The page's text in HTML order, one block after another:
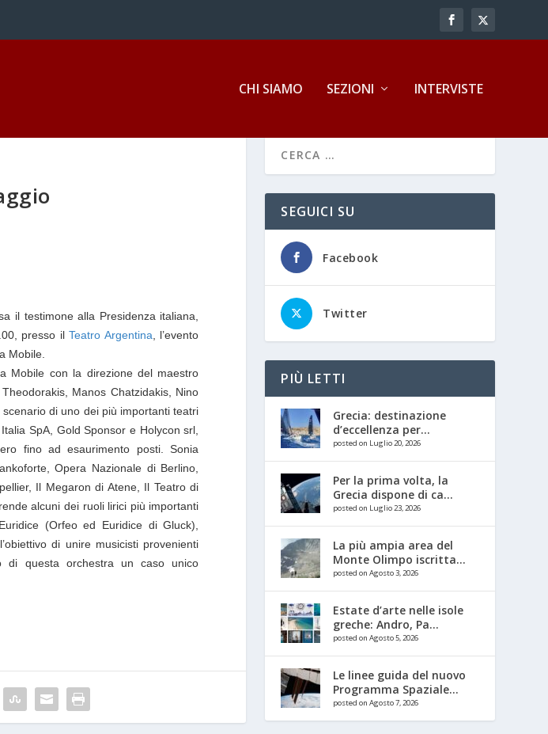
CHI SIAMO SEZIONI INTERVISTE
il testimone alla Presidenza italiana,
presso ilTeatro Argentina
l’evento
Mobile.
Mobile con la direzione del maestro
Manos Chatzidakis, Nino
di uno dei più importanti teatri
SpA, Gold Sponsor e Holycon srl,
fino ad esaurimento posti. Sonia
Opera Nazionale di Berlino,
Il Megaron di Atene, Il Teatro di
alcuni dei ruoli lirici più importanti
(Orfeo ed Euridice di Gluck),
di unire musicisti provenienti
di questa orchestra un caso unico
SEGUICI SU
Facebook
Twitter
PIÙ LETTI
Grecia: destinazione
d’eccellenza per...
posted on Luglio 20, 2026
Per la prima volta, la
Grecia dispone di ca...
posted on Luglio 23, 2026
La più ampia area del
Monte Olimpo iscritta...
posted on Agosto 3, 2026
Estate d’arte nelle isole
greche: Andro, Pa...
posted on Agosto 5, 2026
Le linee guida del nuovo
Programma Spaziale...
posted on Agosto 7, 2026